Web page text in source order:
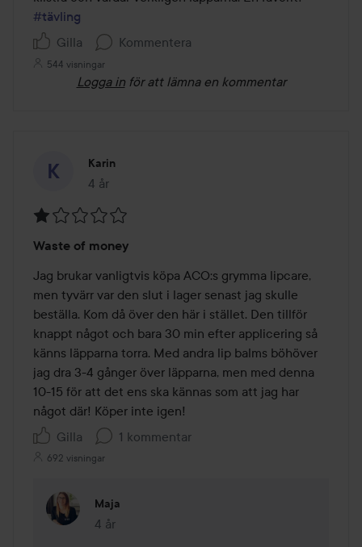
#tävling
Gilla
Kommentera
544 visningar
Logga in för att lämna en kommentar
Karin
4 år
Inlägget skapades 4 år
1
av
5
Waste of money
Jag brukar vanligtvis köpa ACO:s grymma lipcare,
men tyvärr var den slut i lager senast jag skulle
beställa. Kom då över den här i stället. Den tillför
knappt något och bara 30 min efter applicering så
känns läpparna torra. Med andra lip balms böhöver
jag dra 3-4 gånger över läpparna, men med denna
10-15 för att det ens ska kännas som att jag har
något där! Köper inte igen!
Gilla
1 kommentar
692 visningar
Maja
4 år
Kommentaren lades 4 år